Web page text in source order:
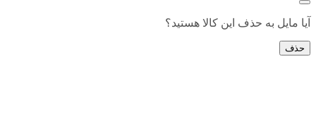
آیا مایل به حذف این کالا هستید؟
حذف